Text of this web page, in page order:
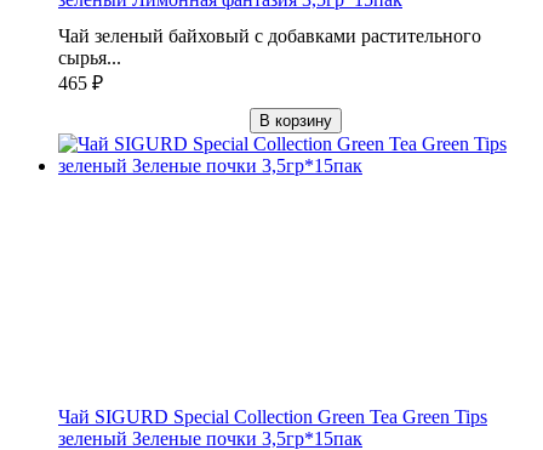
Чай зеленый байховый с добавками растительного
сырья...
465 ₽
В корзину
Чай SIGURD Special Collection Green Tea Green Tips
зеленый Зеленые почки 3,5гр*15пак